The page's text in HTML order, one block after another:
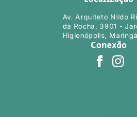
Av. Arquiteto Nildo
da Rocha, 3901 -
Higienópolis,
Conexão